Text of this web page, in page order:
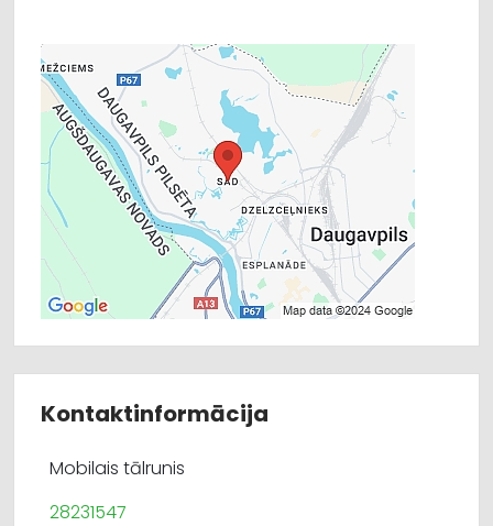
Kontaktinformācija
Mobilais tālrunis
28231547